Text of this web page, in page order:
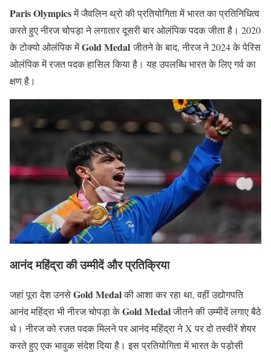
Paris Olympicsमें जैवलिन थ्रो की प्रतियोगिता में भारत का प्रतिनिधित्व
करते हुए नीरज चोपड़ा ने लगातार दूसरी बार ओलंपिक पदक जीता है। 2020
के टोक्यो ओलंपिक मेंGold Medalजीतने के बाद, नीरज ने 2024 के पेरिस
ओलंपिक में रजत पदक हासिल किया है। यह उपलब्धि भारत के लिए गर्व का
क्षण है।
आनंद महिंद्रा की उम्मीदें और प्रतिक्रिया
जहां पूरा देश उनसेGold Medalकी आशा कर रहा था, वहीं उद्योगपति
आनंद महिंद्रा भी नीरज चोपड़ा केGold Medalजीतने की उम्मीदें लगाए बैठे
थे। नीरज को रजत पदक मिलने पर आनंद महिंद्रा ने X पर दो तस्वीरें शेयर
करते हुए एक भावुक संदेश दिया है। इस प्रतियोगिता में भारत के पड़ोसी